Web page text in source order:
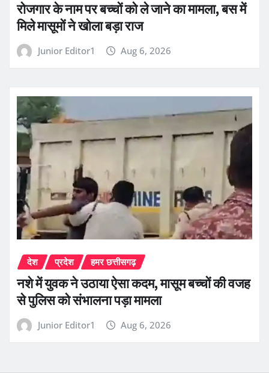
रोजगार के नाम पर बच्चों को ले जाने का मामला, बस में
मिले मासूमों ने खोला बड़ा राज
Junior Editor1 Aug 6, 2026
देश प्रदेश हमर छत्तीसगढ़
नशे में युवक ने उठाया ऐसा कदम, मासूम बच्चों की वजह
से पुलिस को संभालना पड़ा मामला
Junior Editor1 Aug 6, 2026